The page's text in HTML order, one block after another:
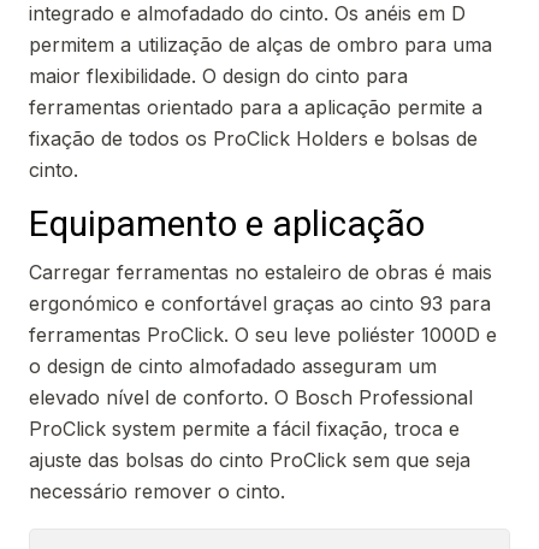
integrado e almofadado do cinto. Os anéis em D
permitem a utilização de alças de ombro para uma
maior flexibilidade. O design do cinto para
ferramentas orientado para a aplicação permite a
fixação de todos os ProClick Holders e bolsas de
cinto.
Equipamento e aplicação
Carregar ferramentas no estaleiro de obras é mais
ergonómico e confortável graças ao cinto 93 para
ferramentas ProClick. O seu leve poliéster 1000D e
o design de cinto almofadado asseguram um
elevado nível de conforto. O Bosch Professional
ProClick system permite a fácil fixação, troca e
ajuste das bolsas do cinto ProClick sem que seja
necessário remover o cinto.